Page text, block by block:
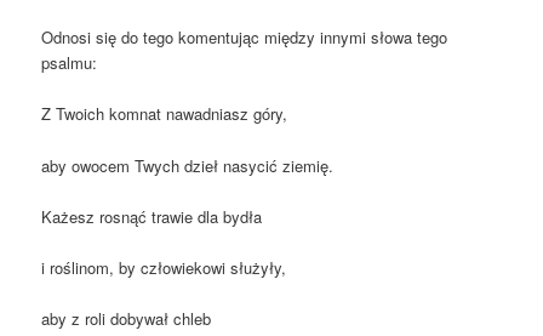
Odnosi się do tego komentując między innymi słowa tego
psalmu:
Z Twoich komnat nawadniasz góry,
aby owocem Twych dzieł nasycić ziemię.
Każesz rosnąć trawie dla bydła
i roślinom, by człowiekowi służyły,
aby z roli dobywał chleb